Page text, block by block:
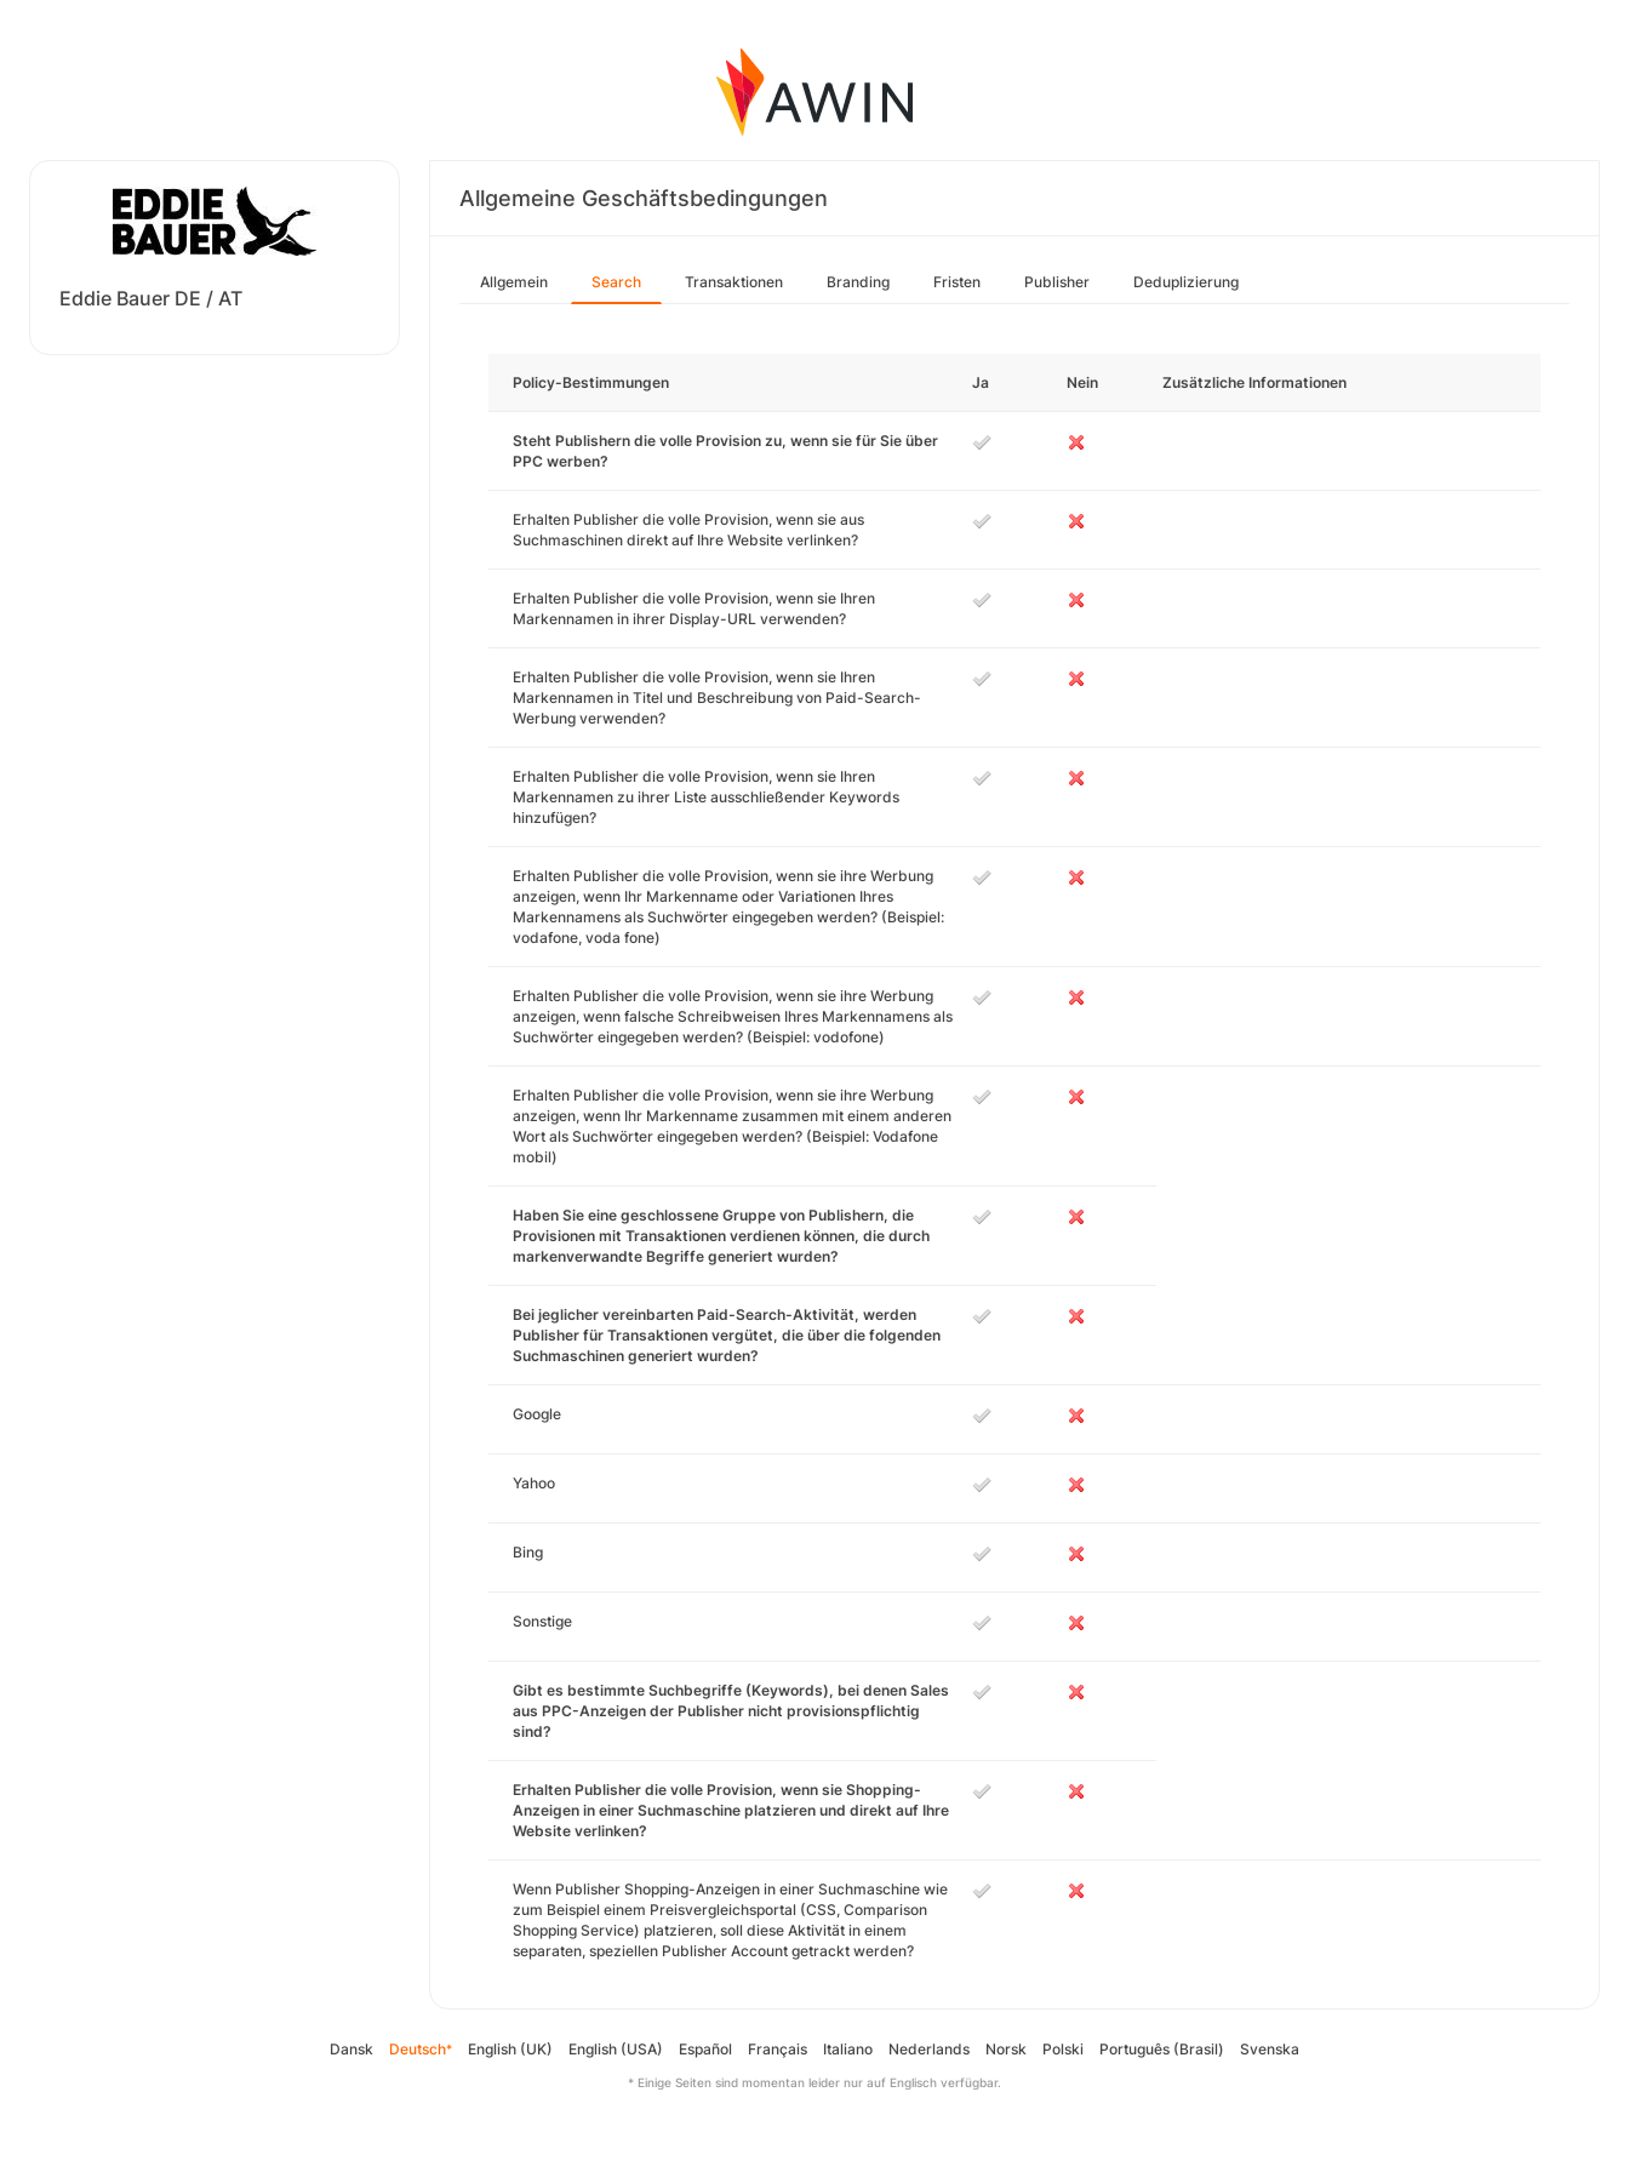
Eddie Bauer DE / AT
Allgemeine Geschäftsbedingungen
Allgemein Search Transaktionen Branding Fristen Publisher Deduplizierung
Policy-Bestimmungen Ja Nein Zusätzliche Informationen
Steht Publishern die volle Provision zu, wenn sie für Sie über
PPC werben?
Erhalten Publisher die volle Provision, wenn sie aus
Suchmaschinen direkt auf Ihre Website verlinken?
Erhalten Publisher die volle Provision, wenn sie Ihren
Markennamen in ihrer Display-URL verwenden?
Erhalten Publisher die volle Provision, wenn sie Ihren
Markennamen in Titel und Beschreibung von Paid-Search-
Werbung verwenden?
Erhalten Publisher die volle Provision, wenn sie Ihren
Markennamen zu ihrer Liste ausschließender Keywords
hinzufügen?
Erhalten Publisher die volle Provision, wenn sie ihre Werbung
anzeigen, wenn Ihr Markenname oder Variationen Ihres
Markennamens als Suchwörter eingegeben werden? (Beispiel:
vodafone, voda fone)
Erhalten Publisher die volle Provision, wenn sie ihre Werbung
anzeigen, wenn falsche Schreibweisen Ihres Markennamens als
Suchwörter eingegeben werden? (Beispiel: vodofone)
Erhalten Publisher die volle Provision, wenn sie ihre Werbung
anzeigen, wenn Ihr Markenname zusammen mit einem anderen
Wort als Suchwörter eingegeben werden? (Beispiel: Vodafone
mobil)
Haben Sie eine geschlossene Gruppe von Publishern, die
Provisionen mit Transaktionen verdienen können, die durch
markenverwandte Begriffe generiert wurden?
Bei jeglicher vereinbarten Paid-Search-Aktivität, werden
Publisher für Transaktionen vergütet, die über die folgenden
Suchmaschinen generiert wurden?
Google
Yahoo
Bing
Sonstige
Gibt es bestimmte Suchbegriffe (Keywords), bei denen Sales
aus PPC-Anzeigen der Publisher nicht provisionspflichtig
sind?
Erhalten Publisher die volle Provision, wenn sie Shopping-
Anzeigen in einer Suchmaschine platzieren und direkt auf Ihre
Website verlinken?
Wenn Publisher Shopping-Anzeigen in einer Suchmaschine wie
zum Beispiel einem Preisvergleichsportal (CSS, Comparison
Shopping Service) platzieren, soll diese Aktivität in einem
separaten, speziellen Publisher Account getrackt werden?
Dansk Deutsch* English (UK) English (USA) Español Français Italiano Nederlands Norsk Polski Português (Brasil) Svenska
* Einige Seiten sind momentan leider nur auf Englisch verfügbar.